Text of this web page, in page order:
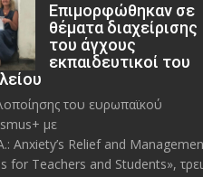
Eπιμορφώθηκαν σε
θέματα διαχείρισης
του άγχους
εκπαιδευτικοί του
του ευρωπαϊκού
με
Anxiety’s Relief and
for Teachers and Students»,